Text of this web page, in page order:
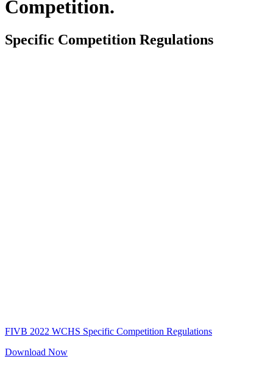
Competition.
Specific Competition Regulations
FIVB 2022 WCHS Specific Competition Regulations
Download Now